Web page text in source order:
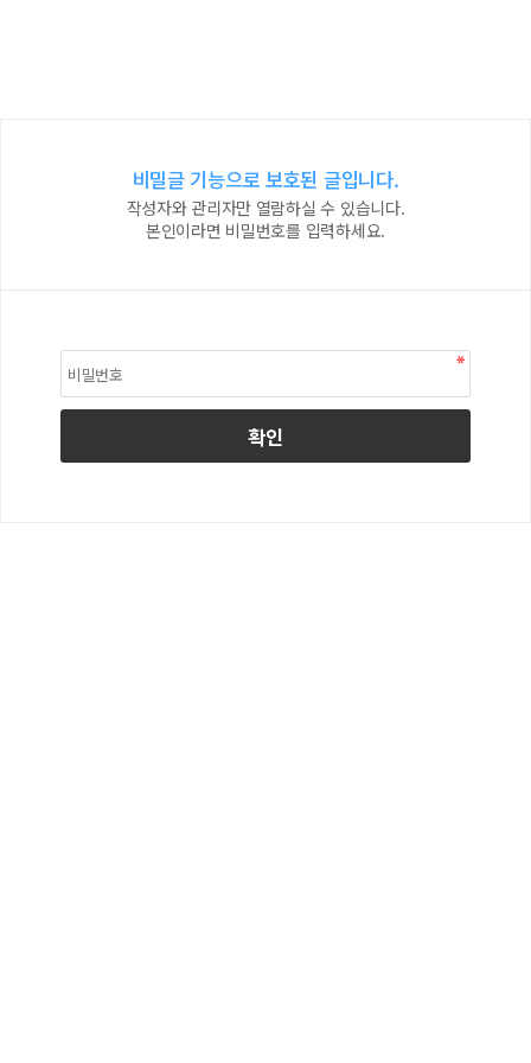
비밀글 기능으로 보호된 글입니다.
작성자와 관리자만 열람하실 수 있습니다.
본인이라면 비밀번호를 입력하세요.